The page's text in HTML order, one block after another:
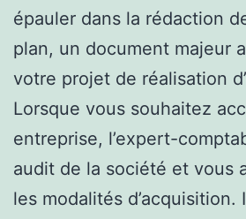
épauler dans la rédaction
plan, un document majeur
votre projet de réalisation
Lorsque vous souhaitez
entreprise, l’expert-
audit de la société et vous
les modalités d’acquisition.